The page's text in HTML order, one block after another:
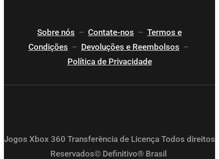
Sobre nós – Contate-nos – Termos e
Condições – Devoluções e Reembolsos –
Política de Privacidade
Jogos Xbox 360 Transferência de Licença Todos direitos
Reservados© Definitivo® Brasil